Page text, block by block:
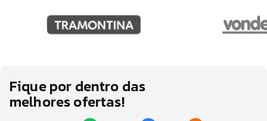
Fique por dentro das
melhores ofertas!